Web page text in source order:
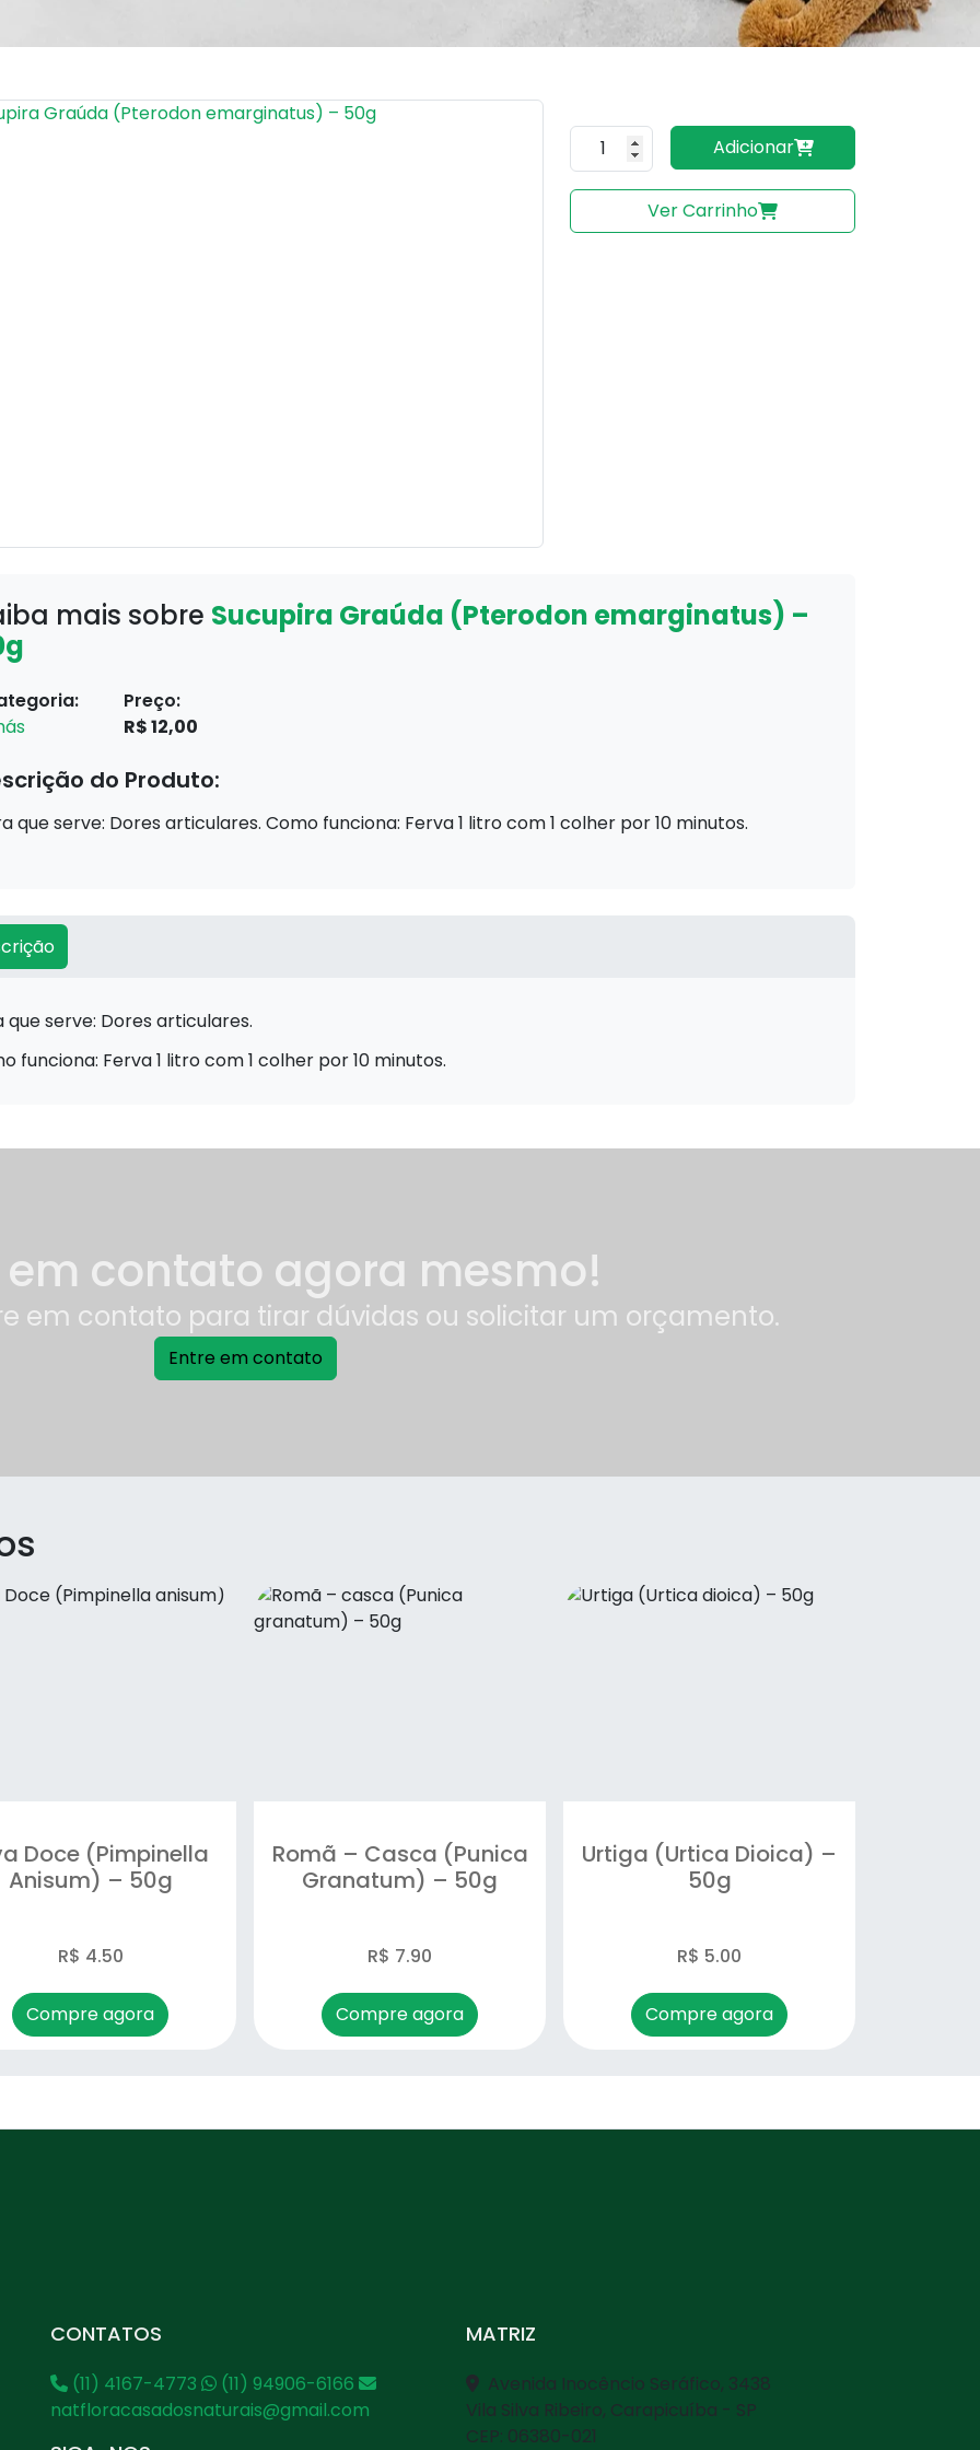
Quantidade do produto
Adicionar
Ver Carrinho
mais sobre Sucupira Graúda (Pterodon emarginatus) –
Preço:
R$ 12,00
do Produto:
que serve: Dores articulares. Como funciona: Ferva 1 litro com 1 colher por 10 minutos.
que serve: Dores articulares.
funciona: Ferva 1 litro com 1 colher por 10 minutos.
em contato agora mesmo!
em contato para tirar dúvidas ou solicitar um orçamento.
Entre em contato
Doce (Pimpinella
Anisum) – 50g
R$ 4.50
Compre agora
Romã – Casca (Punica
Granatum) – 50g
R$ 7.90
Compre agora
Urtiga (Urtica Dioica) –
50g
R$ 5.00
Compre agora
CONTATOS
(11) 4167-4773
(11) 94906-6166
natfloracasadosnaturais@gmail.com
MATRIZ
Avenida Inocêncio Seráfico, 3438
Vila Silva Ribeiro, Carapicuíba - SP
CEP: 06380-021